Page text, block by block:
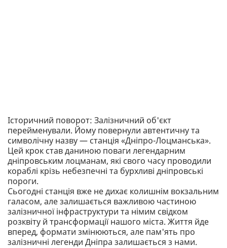
Історичний поворот: Залізничний об'єкт
перейменували. Йому повернули автентичну та
символічну назву — станція «Дніпро-Лоцманська».
Цей крок став даниною поваги легендарним
дніпровським лоцманам, які свого часу проводили
кораблі крізь небезпечні та бурхливі дніпровські
пороги.
Сьогодні станція вже не дихає колишнім вокзальним
галасом, але залишається важливою частиною
залізничної інфраструктури та німим свідком
розквіту й трансформації нашого міста. Життя йде
вперед, формати змінюються, але пам'ять про
залізничні легенди Дніпра залишається з нами.